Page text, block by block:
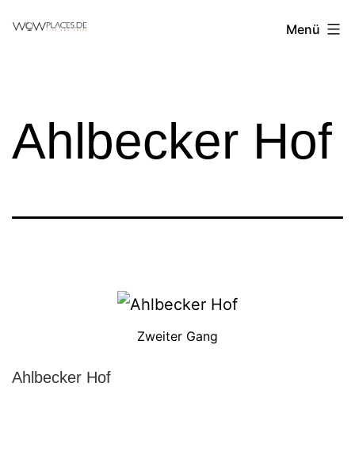
Reiseblog
Menü
Ahlbecker Hof
Zweiter Gang
Ahlbecker Hof